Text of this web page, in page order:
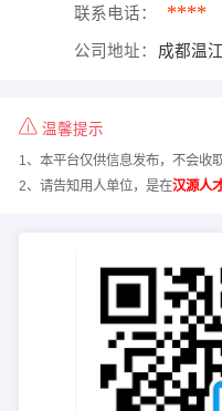
联系电话： ****
公司地址： 成都温
温馨提示
1、本平台仅供信息发布，不会收
2、请告知用人单位，是在汉源人